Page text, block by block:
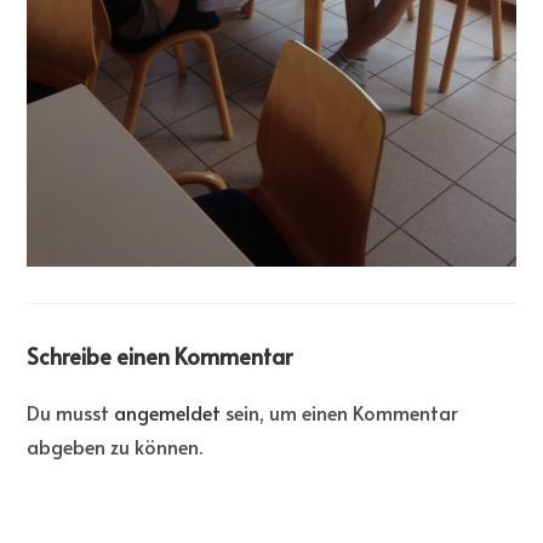
Schreibe einen Kommentar
Du musst angemeldet sein, um einen Kommentar
abgeben zu können.